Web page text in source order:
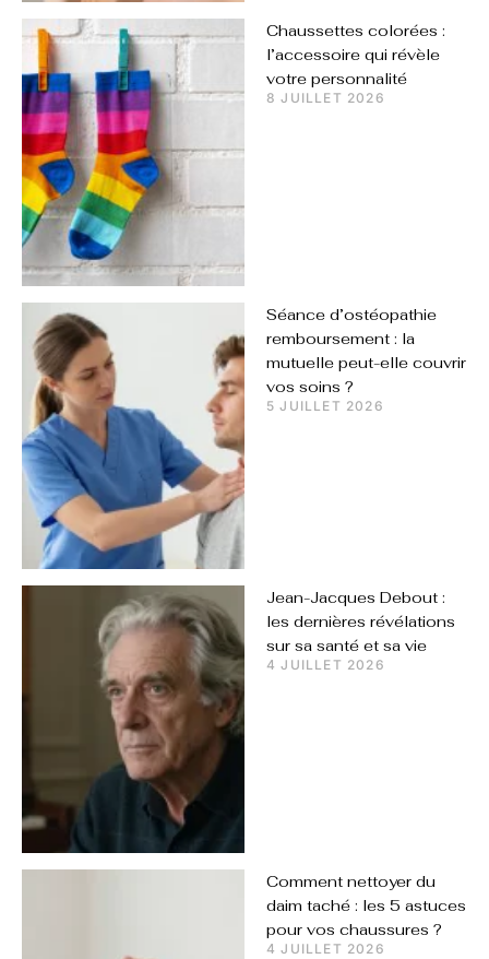
Chaussettes colorées :
l’accessoire qui révèle
votre personnalité
8 JUILLET 2026
Séance d’ostéopathie
remboursement : la
mutuelle peut-elle couvrir
vos soins ?
5 JUILLET 2026
Jean-Jacques Debout :
les dernières révélations
sur sa santé et sa vie
4 JUILLET 2026
Comment nettoyer du
daim taché : les 5 astuces
pour vos chaussures ?
4 JUILLET 2026